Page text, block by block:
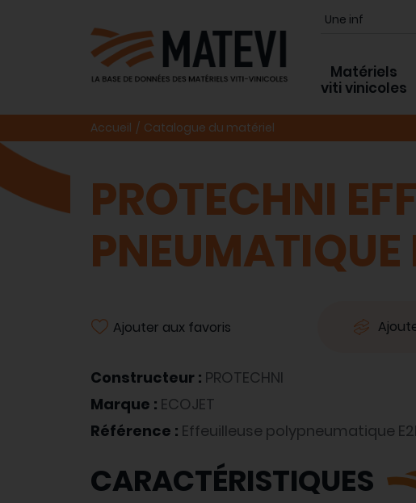
Matériels
viti vinicoles
Accueil Catalogue du matériel
PROTECHNI
Ajouter aux favoris
Constructeur : PROTECHNI
Marque : ECOJET
Référence : Effeuilleuse polypneumatique
CARACTÉRISTIQUES